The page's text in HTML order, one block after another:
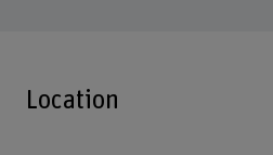
Location